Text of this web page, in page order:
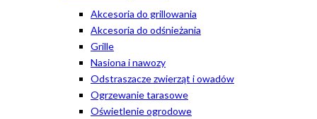
Akcesoria do grillowania
Akcesoria do odśnieżania
Grille
Nasiona i nawozy
Odstraszacze zwierząt i owadów
Ogrzewanie tarasowe
Oświetlenie ogrodowe